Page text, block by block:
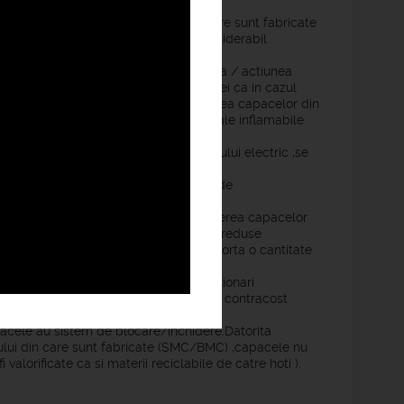
greuatii reduse a materialului din care sunt fabricate
si instalat fapt ce ajuta considerabil
utilizate sunt rezistente la rugina / actiunea
acestora .Riscul producerii de scantei ca in cazul
ce face cea mai potrivita alegerea capacelor din
spatiile unde se lucreaza cu materiale inflamabile
izolant impotriva dispersarii curentului electric ,se
vehiculele ce trec peste capacele de
capacelor din fonta , la produucerea capacelor
redusa.Datorita greutatii reduse
este mult mai facil(se poate transporta o cantitate
culoare ( la comanda ) si cu inscriptionari
gratuit pentru cantitati mai mari sau contracost
au sistem de blocare/inchidere.Datorita
din care sunt fabricate (SMC/BMC) ,capacele nu
valorificate ca si materii reciclabile de catre hoti ).